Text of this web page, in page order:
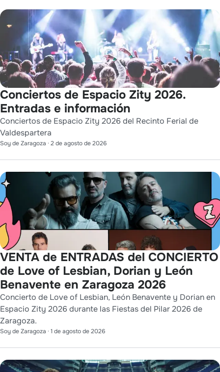
Conciertos de Espacio Zity 2026.
Entradas e información
Conciertos de Espacio Zity 2026 del Recinto Ferial de
Valdespartera
Soy de Zaragoza · 2 de agosto de 2026
VENTA de ENTRADAS del CONCIERTO
de Love of Lesbian, Dorian y León
Benavente en Zaragoza 2026
Concierto de Love of Lesbian, León Benavente y Dorian en
Espacio Zity 2026 durante las Fiestas del Pilar 2026 de
Zaragoza.
Soy de Zaragoza · 1 de agosto de 2026